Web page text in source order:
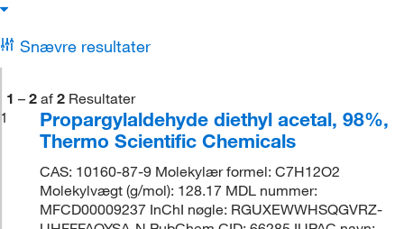
Snævre resultater
1 – 2 af 2 Resultater
1
Propargylaldehyde diethyl acetal, 98%,
Thermo Scientific Chemicals
CAS: 10160-87-9 Molekylær formel: C7H12O2
Molekylvægt (g/mol): 128.17 MDL nummer:
MFCD00009237 InChI nøgle: RGUXEWWHSQGVRZ-